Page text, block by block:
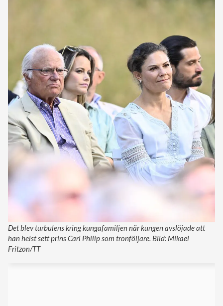
Det blev turbulens kring kungafamiljen när kungen avslöjade att
han helst sett prins Carl Philip som tronföljare. Bild: Mikael
Fritzon/TT